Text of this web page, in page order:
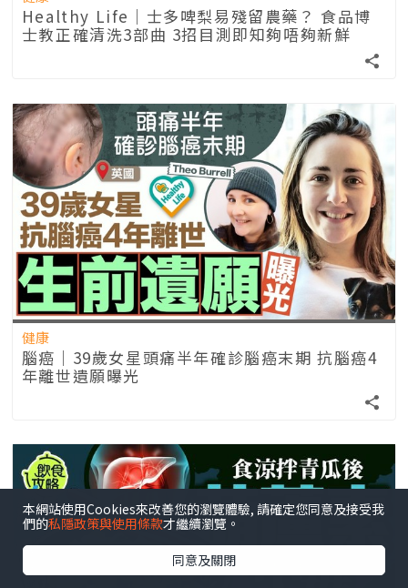
Healthy Life｜士多啤梨易殘留農藥？ 食品博
士教正確清洗3部曲 3招目測即知夠唔夠新鮮
健康
腦癌｜39歲女星頭痛半年確診腦癌末期 抗腦癌4
年離世遺願曝光
本網站使用Cookies來改善您的瀏覽體驗, 請確定您同意及接受我
們的私隱政策與使用條款才繼續瀏覽。
同意及關閉